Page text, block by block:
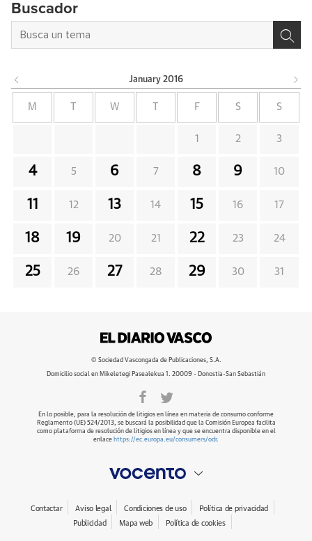
Buscador
January 2016
M W F S S
1 2 3
4 5 6 7 8 9 10
11 12 13 14 15 16 17
18 19 20 21 22 23 24
25 26 27 28 29 30 31
© Sociedad Vascongada de Publicaciones, S.A.
Domicilio social en Mikeletegi Pasealekua 1. 20009 - Donostia-San Sebastián
En lo posible, para la resolución de litigios en línea en materia de consumo conforme
Reglamento (UE) 524/2013, se buscará la posibilidad que la Comisión Europea facilita
como plataforma de resolución de litigios en línea y que se encuentra disponible en el
enlace https://ec.europa.eu/consumers/odr.
Contactar Aviso legal Condiciones de uso
Política de privacidad
Publicidad
Mapa web Política de cookies